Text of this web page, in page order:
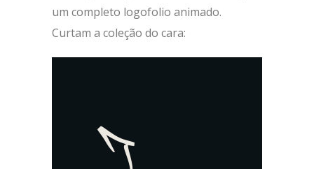
um completo logofolio animado.
Curtam a coleção do cara: